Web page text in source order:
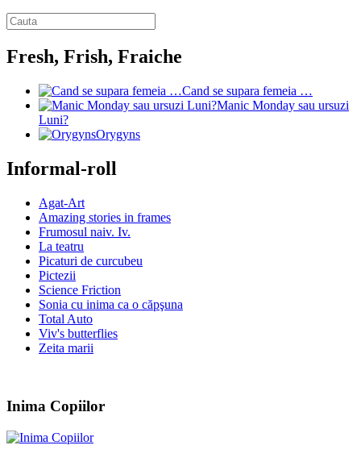
Fresh, Frish, Fraiche
Cand se supara femeia …
Manic Monday sau ursuzi
Luni?
Orygyns
Informal-roll
Agat-Art
Amazing stories in frames
Frumosul naiv. Iv.
La teatru
Picaturi de curcubeu
Pictezii
Science Friction
Sonia cu inima ca o căpşuna
Total Auto
Viv's butterflies
Zeita marii
Inima Copiilor